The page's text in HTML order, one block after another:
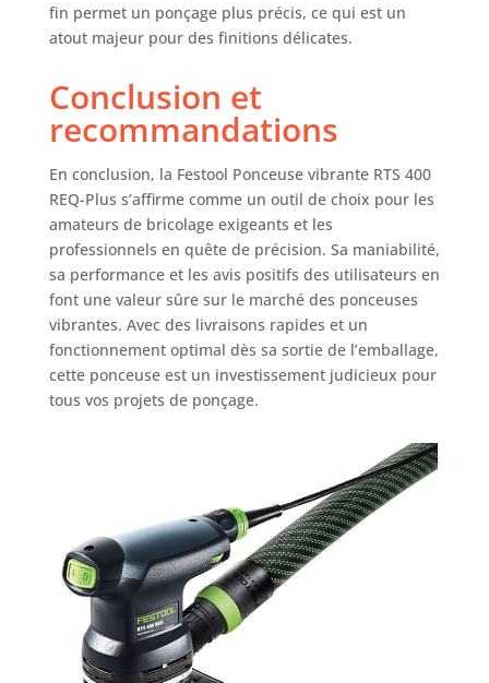
fin permet un ponçage plus précis, ce qui est un
atout majeur pour des finitions délicates.
Conclusion et
recommandations
En conclusion, la Festool Ponceuse vibrante RTS 400
REQ-Plus s’affirme comme un outil de choix pour les
amateurs de bricolage exigeants et les
professionnels en quête de précision. Sa maniabilité,
sa performance et les avis positifs des utilisateurs en
font une valeur sûre sur le marché des ponceuses
vibrantes. Avec des livraisons rapides et un
fonctionnement optimal dès sa sortie de l’emballage,
cette ponceuse est un investissement judicieux pour
tous vos projets de ponçage.